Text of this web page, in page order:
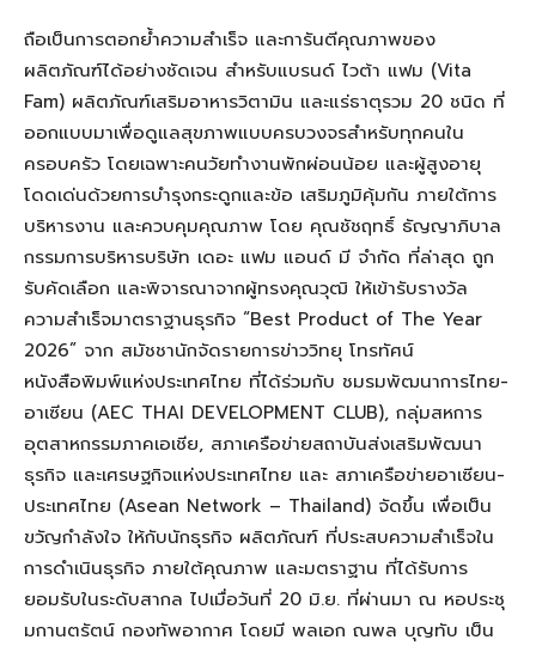
ถือเป็นการตอกย้ำความสำเร็จ และการันตีคุณภาพของ
ผลิตภัณฑ์ได้อย่างชัดเจน สำหรับแบรนด์ ไวต้า แฟม (Vita
Fam) ผลิตภัณฑ์เสริมอาหารวิตามิน และแร่ธาตุรวม 20 ชนิด ที่
ออกแบบมาเพื่อดูแลสุขภาพแบบครบวงจรสำหรับทุกคนใน
ครอบครัว โดยเฉพาะคนวัยทำงานพักผ่อนน้อย และผู้สูงอายุ
โดดเด่นด้วยการบำรุงกระดูกและข้อ เสริมภูมิคุ้มกัน ภายใต้การ
บริหารงาน และควบคุมคุณภาพ โดย คุณชัชฤทธิ์ ธัญญาภิบาล
กรรมการบริหารบริษัท เดอะ แฟม แอนด์ มี จำกัด ที่ล่าสุด ถูก
รับคัดเลือก และพิจารณาจากผู้ทรงคุณวุฒิ ให้เข้ารับรางวัล
ความสำเร็จมาตราฐานธุรกิจ “Best Product of The Year
2026” จาก สมัชชานักจัดรายการข่าววิทยุ โทรทัศน์
หนังสือพิมพ์แห่งประเทศไทย ที่ได้ร่วมกับ ชมรมพัฒนาการไทย-
อาเซียน (AEC THAI DEVELOPMENT CLUB), กลุ่มสหการ
อุตสาหกรรมภาคเอเชีย, สภาเครือข่ายสถาบันส่งเสริมพัฒนา
ธุรกิจ และเศรษฐกิจแห่งประเทศไทย และ สภาเครือข่ายอาเซียน-
ประเทศไทย (Asean Network – Thailand) จัดขึ้น เพื่อเป็น
ขวัญกำลังใจ ให้กับนักธุรกิจ ผลิตภัณฑ์ ที่ประสบความสำเร็จใน
การดำเนินธุรกิจ ภายใต้คุณภาพ และมตราฐาน ที่ได้รับการ
ยอมรับในระดับสากล ไปเมื่อวันที่ 20 มิ.ย. ที่ผ่านมา ณ หอประชุ
มกานตรัตน์ กองทัพอากาศ โดยมี พลเอก ณพล บุญทับ เป็น